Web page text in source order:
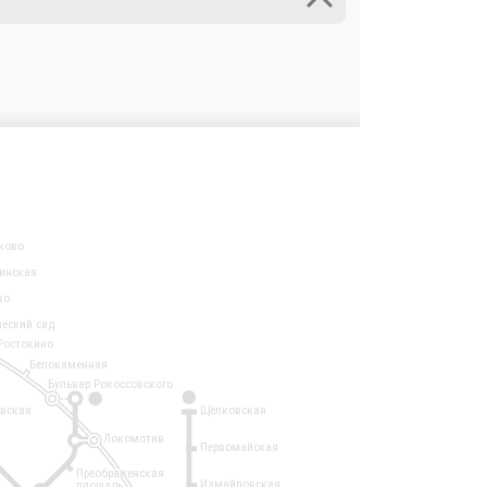
1
Локомотив
сад
Белокаменная
Щёлковская
Первомайская
Измайловская
Бульвар Рокоссовского
Преображенская